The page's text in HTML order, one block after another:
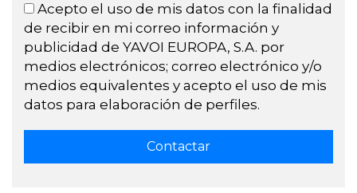
Acepto el uso de mis datos con la finalidad
de recibir en mi correo información y
publicidad de YAVOI EUROPA, S.A. por
medios electrónicos; correo electrónico y/o
medios equivalentes y acepto el uso de mis
datos para elaboración de perfiles.